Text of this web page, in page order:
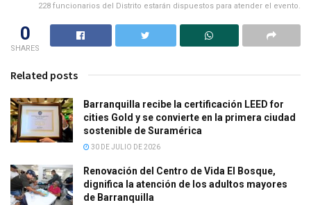
228 funcionarios del Distrito estarán dispuestos para atender el evento.
0
SHARES
Related posts
Barranquilla recibe la certificación LEED for
cities Gold y se convierte en la primera ciudad
sostenible de Suramérica
30 DE JULIO DE 2026
Renovación del Centro de Vida El Bosque,
dignifica la atención de los adultos mayores
de Barranquilla